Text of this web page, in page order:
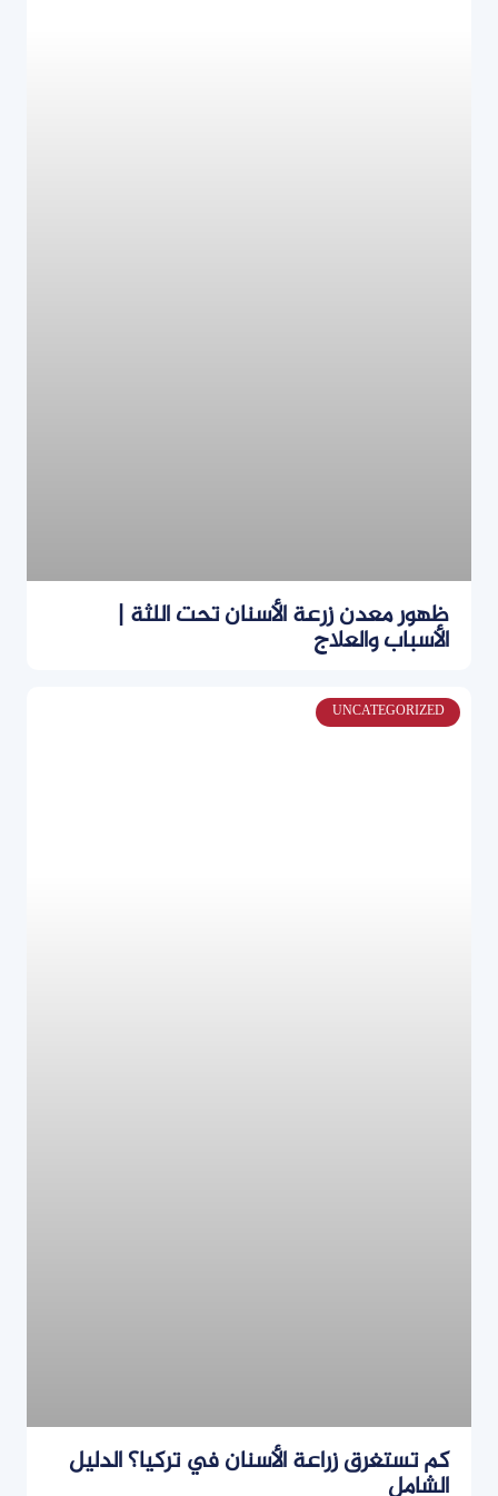
ظهور معدن زرعة الأسنان تحت اللثة |
الأسباب والعلاج
UNCATEGORIZED
كم تستغرق زراعة الأسنان في تركيا؟ الدليل
الشامل